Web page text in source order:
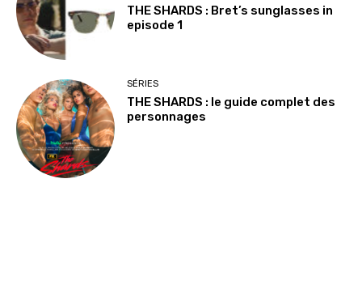
THE SHARDS : Bret’s sunglasses in
episode 1
SÉRIES
THE SHARDS : le guide complet des
personnages